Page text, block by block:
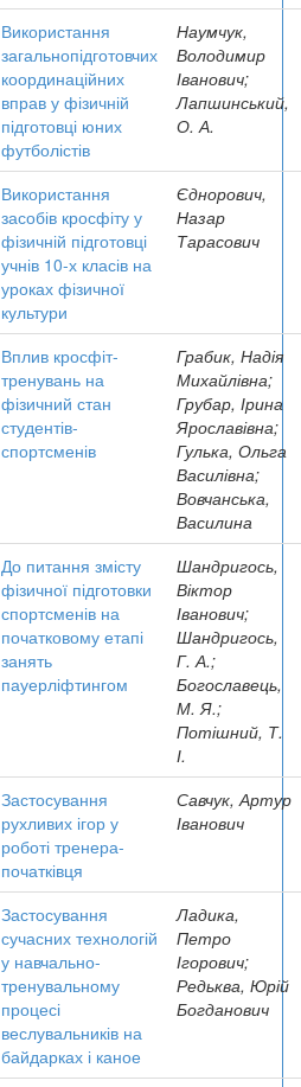
Використання
загальнопідготовчих
координаційних
вправ у фізичній
підготовці юних
футболістів
Наумчук,
Володимир
Іванович;
Лапшинський,
О. А.
Використання
засобів кросфіту у
фізичній підготовці
учнів 10-х класів на
уроках фізичної
культури
Єднорович,
Назар
Тарасович
Вплив кросфіт-
тренувань на
фізичний стан
студентів-
спортсменів
Грабик, Надія
Михайлівна;
Грубар, Ірина
Ярославівна;
Гулька, Ольга
Василівна;
Вовчанська,
Василина
До питання змісту
фізичної підготовки
спортсменів на
початковому етапі
занять
пауерліфтингом
Шандригось,
Віктор
Іванович;
Шандригось,
Г. А.;
Богославець,
М. Я.;
Потішний, Т.
І.
Застосування
рухливих ігор у
роботі тренера-
початківця
Савчук, Артур
Іванович
Застосування
сучасних технологій
у навчально-
тренувальному
процесі
веслувальників на
байдарках і каное
Ладика,
Петро
Ігорович;
Редьква, Юрій
Богданович